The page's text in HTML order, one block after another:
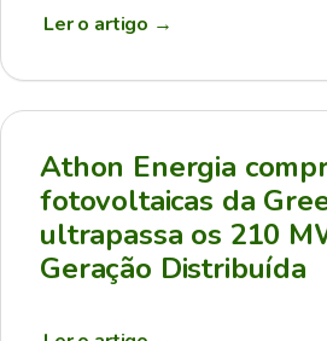
Ler o artigo →
Athon Energia
fotovoltaicas da
ultrapassa os 210
Geração Distribuída